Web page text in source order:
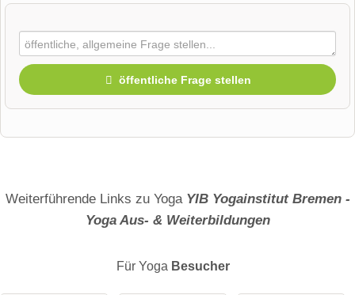
öffentliche Frage stellen
Weiterführende Links zu Yoga YIB Yogainstitut Bremen -
Yoga Aus- & Weiterbildungen
Für Yoga Besucher